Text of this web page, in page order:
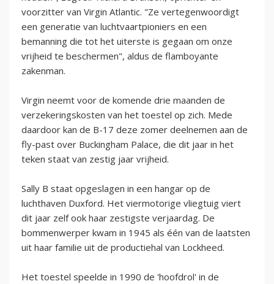
voorzitter van Virgin Atlantic. "Ze vertegenwoordigt
een generatie van luchtvaartpioniers en een
bemanning die tot het uiterste is gegaan om onze
vrijheid te beschermen", aldus de flamboyante
zakenman.
Virgin neemt voor de komende drie maanden de
verzekeringskosten van het toestel op zich. Mede
daardoor kan de B-17 deze zomer deelnemen aan de
fly-past over Buckingham Palace, die dit jaar in het
teken staat van zestig jaar vrijheid.
Sally B staat opgeslagen in een hangar op de
luchthaven Duxford. Het viermotorige vliegtuig viert
dit jaar zelf ook haar zestigste verjaardag. De
bommenwerper kwam in 1945 als één van de laatsten
uit haar familie uit de productiehal van Lockheed.
Het toestel speelde in 1990 de 'hoofdrol' in de